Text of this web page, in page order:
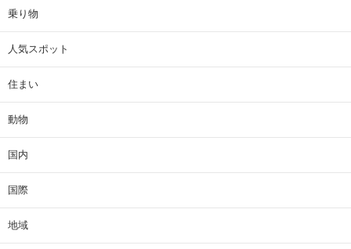
乗り物
人気スポット
住まい
動物
国内
国際
地域